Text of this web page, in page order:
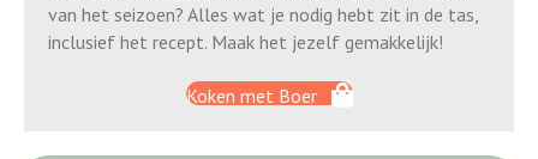
van het seizoen? Alles wat je nodig hebt zit in de tas,
inclusief het recept. Maak het jezelf gemakkelijk!
Koken met Boer